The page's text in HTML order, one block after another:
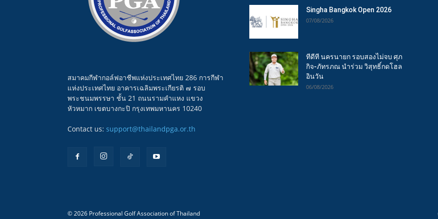
สมาคมกีฬากอล์ฟอาชีพแห่งประเทศไทย 286 การกีฬา
แห่งประเทศไทย อาคารเฉลิมพระเกียรติ ๗ รอบ
พระชนมพรรษา ชั้น 21 ถนนรามคำแหง แขวง
หัวหมาก เขตบางกะปิ กรุงเทพมหานคร 10240
Contact us: support@thailandpga.or.th
Singha Bangkok Open 2026
07/08/2026
ทีดีที นครนายก รอบสองไม่จบ ศุภ
กิจ-ภัทรภณ นำร่วม วิสุทธิ์กดโฮล
อินวัน
06/08/2026
© 2026 Professional Golf Association of Thailand